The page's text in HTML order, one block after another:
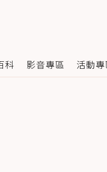
科 影音專區 活動專